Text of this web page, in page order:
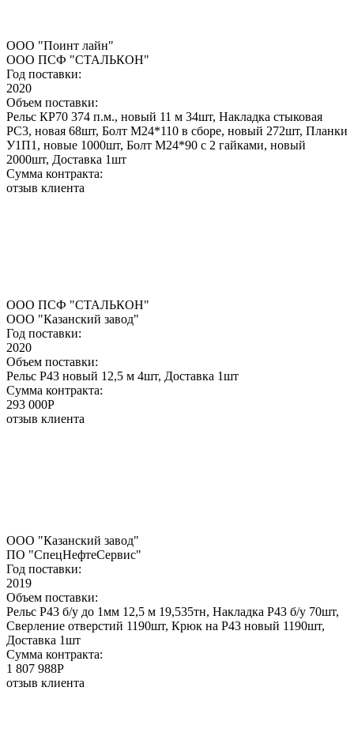
ООО "Поинт лайн"
ООО ПСФ "СТАЛЬКОН"
Год поставки:
2020
Объем поставки:
Рельс КР70 374 п.м., новый 11 м 34шт, Накладка стыковая
РС3, новая 68шт, Болт М24*110 в сборе, новый 272шт, Планки
У1П1, новые 1000шт, Болт М24*90 с 2 гайками, новый
2000шт, Доставка 1шт
Сумма контракта:
отзыв клиента
ООО ПСФ "СТАЛЬКОН"
ООО "Казанский завод"
Год поставки:
2020
Объем поставки:
Рельс Р43 новый 12,5 м 4шт, Доставка 1шт
Сумма контракта:
293 000P
отзыв клиента
ООО "Казанский завод"
ПО "СпецНефтеСервис"
Год поставки:
2019
Объем поставки:
Рельс Р43 б/у до 1мм 12,5 м 19,535тн, Накладка Р43 б/у 70шт,
Сверление отверстий 1190шт, Крюк на Р43 новый 1190шт,
Доставка 1шт
Сумма контракта:
1 807 988P
отзыв клиента